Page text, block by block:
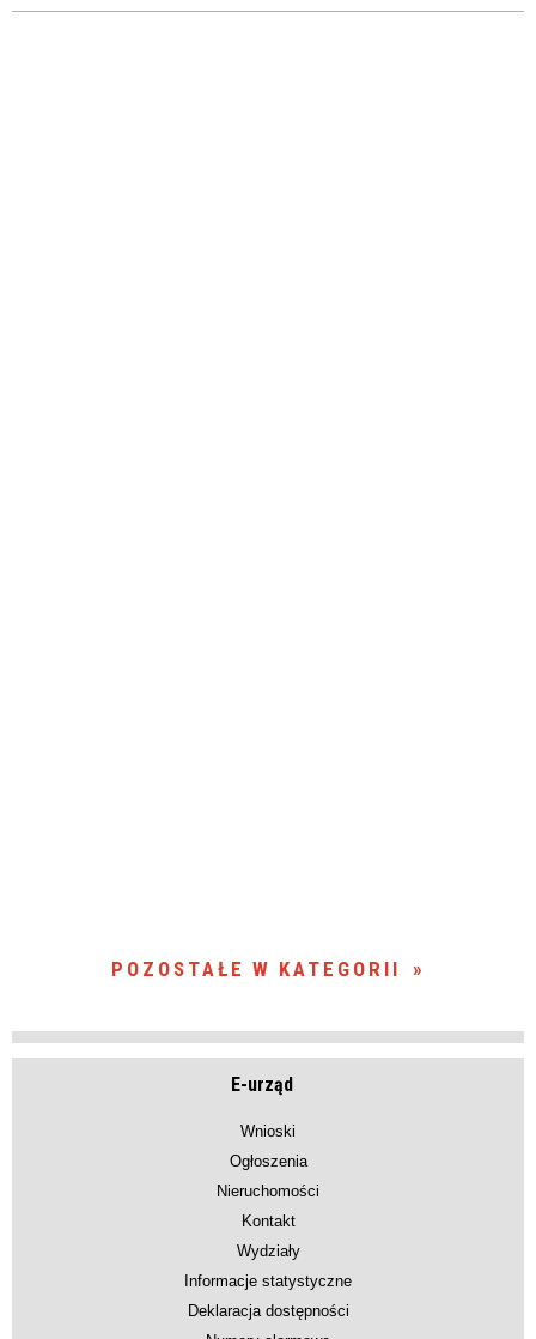
POZOSTAŁE W KATEGORII
E-urząd
Wnioski
Ogłoszenia
Nieruchomości
Kontakt
Wydziały
Informacje statystyczne
Deklaracja dostępności